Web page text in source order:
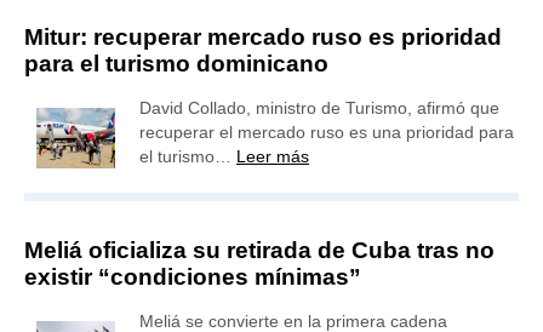
Mitur: recuperar mercado ruso es prioridad
para el turismo dominicano
David Collado, ministro de Turismo, afirmó que
recuperar el mercado ruso es una prioridad para
el turismo… Leer más
Meliá oficializa su retirada de Cuba tras no
existir “condiciones mínimas”
Meliá se convierte en la primera cadena